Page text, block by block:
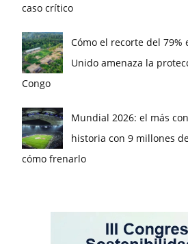
caso crítico
Cómo el recorte del 79%
Unido amenaza la
Congo
Mundial 2026: el más
historia con 9 millones
cómo frenarlo